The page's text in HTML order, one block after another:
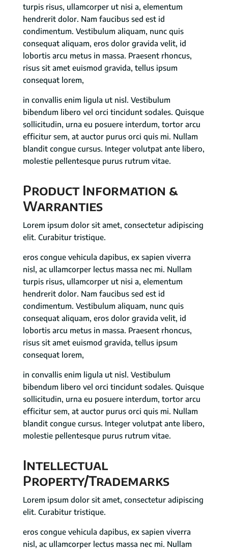
turpis risus, ullamcorper ut nisi a, elementum
hendrerit dolor. Nam faucibus sed est id
condimentum. Vestibulum aliquam, nunc quis
consequat aliquam, eros dolor gravida velit, id
lobortis arcu metus in massa. Praesent rhoncus,
risus sit amet euismod gravida, tellus ipsum
consequat lorem,
in convallis enim ligula ut nisl. Vestibulum
bibendum libero vel orci tincidunt sodales. Quisque
sollicitudin, urna eu posuere interdum, tortor arcu
efficitur sem, at auctor purus orci quis mi. Nullam
blandit congue cursus. Integer volutpat ante libero,
molestie pellentesque purus rutrum vitae.
Product Information &
Warranties
Lorem ipsum dolor sit amet, consectetur adipiscing
elit. Curabitur tristique.
eros congue vehicula dapibus, ex sapien viverra
nisl, ac ullamcorper lectus massa nec mi. Nullam
turpis risus, ullamcorper ut nisi a, elementum
hendrerit dolor. Nam faucibus sed est id
condimentum. Vestibulum aliquam, nunc quis
consequat aliquam, eros dolor gravida velit, id
lobortis arcu metus in massa. Praesent rhoncus,
risus sit amet euismod gravida, tellus ipsum
consequat lorem,
in convallis enim ligula ut nisl. Vestibulum
bibendum libero vel orci tincidunt sodales. Quisque
sollicitudin, urna eu posuere interdum, tortor arcu
efficitur sem, at auctor purus orci quis mi. Nullam
blandit congue cursus. Integer volutpat ante libero,
molestie pellentesque purus rutrum vitae.
Intellectual
Property/Trademarks
Lorem ipsum dolor sit amet, consectetur adipiscing
elit. Curabitur tristique.
eros congue vehicula dapibus, ex sapien viverra
nisl, ac ullamcorper lectus massa nec mi. Nullam